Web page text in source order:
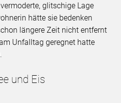
glitschige Lage
hätte sie bedenken
längere Zeit nicht entfernt
Unfalltag geregnet hatte
und Eis